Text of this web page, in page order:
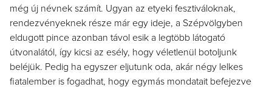
még új névnek számít. Ugyan az etyeki fesztiváloknak,
rendezvényeknek része már egy ideje, a Szépvölgyben
eldugott pince azonban távol esik a legtöbb látogató
útvonalától, így kicsi az esély, hogy véletlenül botoljunk
beléjük. Pedig ha egyszer eljutunk oda, akár négy lelkes
fiatalember is fogadhat, hogy egymás mondatait befejezve